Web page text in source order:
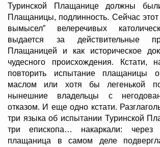
Туринской Плащанице должны
Плащаницы, подлинность. Сейчас этот
вымысел” велеречивых
выдается за действительные
Плащаницей и как историческое
чудесного происхождения. Кстати,
повторить испытание плащаницы
маслом или хотя бы легенькой
нынешние владельцы с
отказом. И еще одно кстати.
три языка об испытании Туринской
три епископа… накаркали: через
плащаница в самом деле